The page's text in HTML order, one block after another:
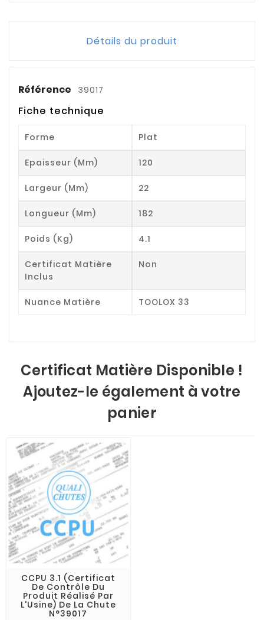
Détails du produit
Référence 39017
Fiche technique
Forme Plat
Epaisseur (mm) 120
Largeur (mm) 22
Longueur (mm) 182
Poids (kg) 4.1
Certificat Matière
Inclus
Non
Nuance Matière TOOLOX 33
Certificat Matière Disponible !
Ajoutez-le également à votre
panier
CCPU 3.1 (Certificat
De Contrôle Du
Produit Réalisé Par
L'Usine) De La Chute
N°39017